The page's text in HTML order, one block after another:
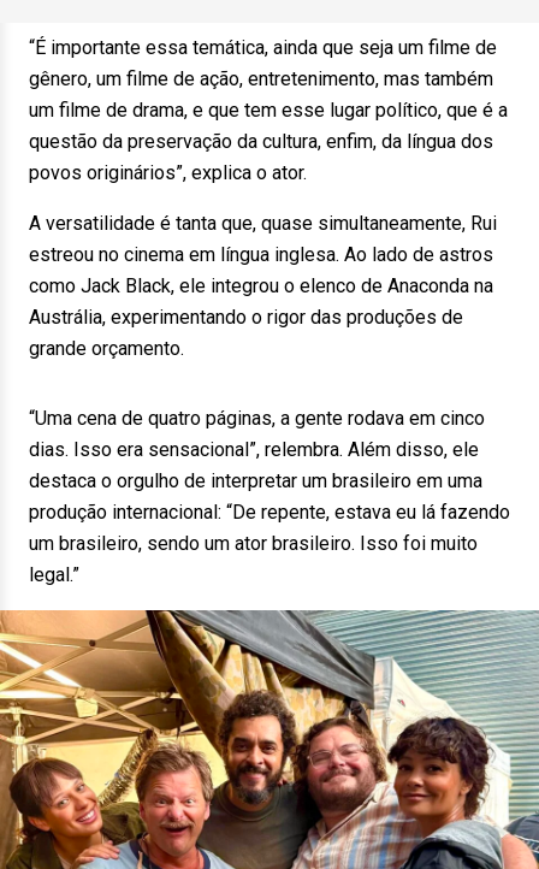
“É importante essa temática, ainda que seja um filme de
gênero, um filme de ação, entretenimento, mas também
um filme de drama, e que tem esse lugar político, que é a
questão da preservação da cultura, enfim, da língua dos
povos originários”, explica o ator.
A versatilidade é tanta que, quase simultaneamente, Rui
estreou no cinema em língua inglesa. Ao lado de astros
como Jack Black, ele integrou o elenco de Anaconda na
Austrália, experimentando o rigor das produções de
grande orçamento.
“Uma cena de quatro páginas, a gente rodava em cinco
dias. Isso era sensacional”, relembra. Além disso, ele
destaca o orgulho de interpretar um brasileiro em uma
produção internacional: “De repente, estava eu lá fazendo
um brasileiro, sendo um ator brasileiro. Isso foi muito
legal.”